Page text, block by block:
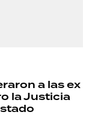
a las ex
la Justicia